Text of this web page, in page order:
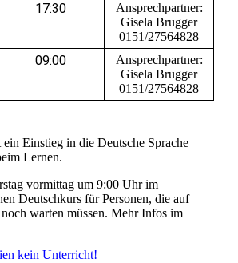
17:30
Ansprechpartner:
Gisela Brugger
0151/27564828
09:00
Ansprechpartner:
Gisela Brugger
0151/27564828
Einstieg in die Deutsche Sprache
Lernen.
vormittag um 9:00 Uhr im
Deutschkurs für Personen, die auf
warten müssen. Mehr Infos im
kein Unterricht!